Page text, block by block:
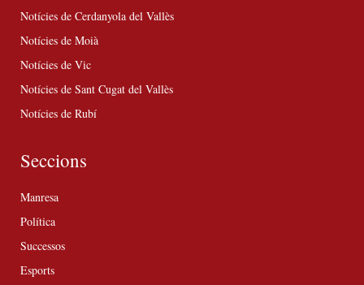
Notícies de Cerdanyola del Vallès
Notícies de Moià
Notícies de Vic
Notícies de Sant Cugat del Vallès
Notícies de Rubí
Seccions
Manresa
Política
Successos
Esports